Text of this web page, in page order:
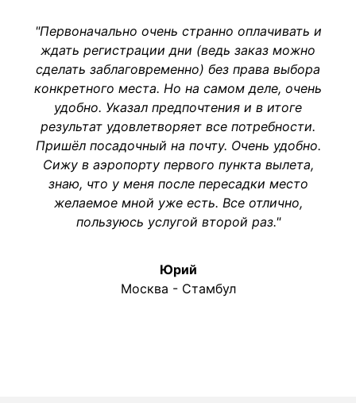
"Первоначально очень странно оплачивать и
ждать регистрации дни (ведь заказ можно
сделать заблаговременно) без права выбора
конкретного места. Но на самом деле, очень
удобно. Указал предпочтения и в итоге
результат удовлетворяет все потребности.
Пришёл посадочный на почту. Очень удобно.
Сижу в аэропорту первого пункта вылета,
знаю, что у меня после пересадки место
желаемое мной уже есть. Все отлично,
пользуюсь услугой второй раз."
Юрий
Москва - Стамбул